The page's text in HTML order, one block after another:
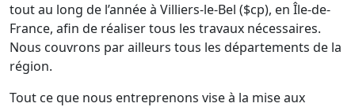
tout au long de l’année à Villiers-le-Bel ($cp), en Île-de-
France, afin de réaliser tous les travaux nécessaires.
Nous couvrons par ailleurs tous les départements de la
région.
Tout ce que nous entreprenons vise à la mise aux